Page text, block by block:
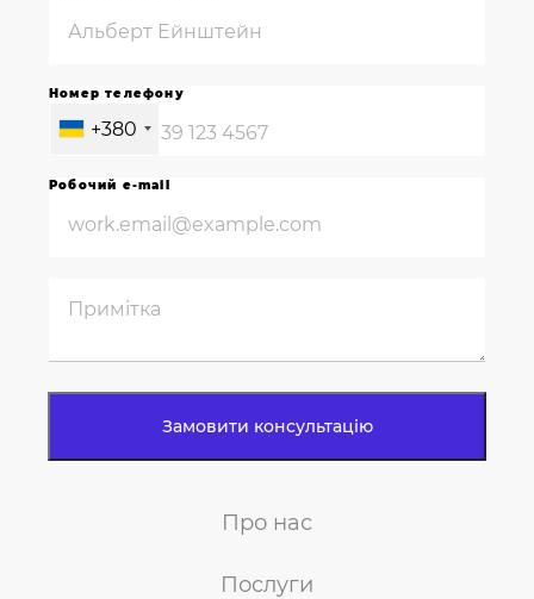
Про нас
Послуги
Номер телефону
+380
Робочий e-mail